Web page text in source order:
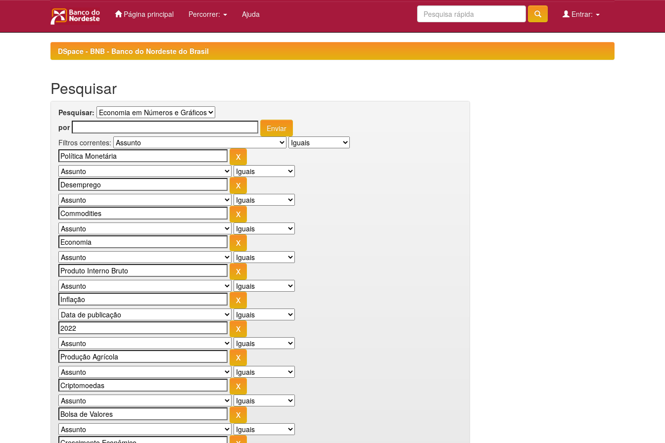
Página principal Percorrer: Ajuda Entrar:
DSpace - BNB - Banco do Nordeste do Brasil
Pesquisar
Pesquisar:
por
Filtros correntes: